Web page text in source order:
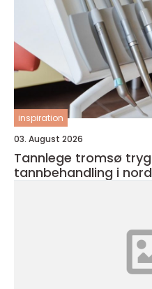
inspiration
03. August 2026
Tannlege tromsø trygg og moderne
tannbehandling i nord